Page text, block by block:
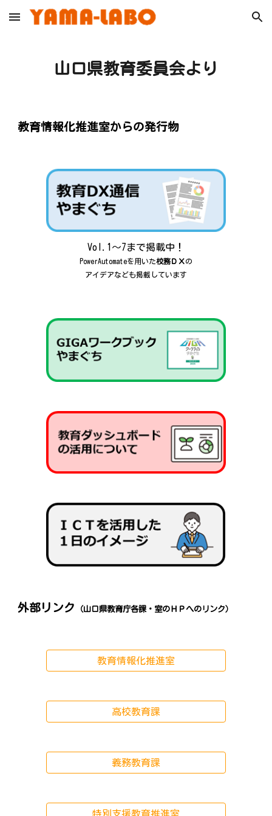
Skip to main content Skip to navigation
山口県教育委員会より
教育情報化推進室からの発行物
Vol.1～7まで掲載中！
PowerAutomateを用いた校務ＤＸの
アイデアなども掲載しています
外部リンク （山口県教育庁各課・室の ＨＰへのリンク）
教育情報化推進室
高校教育課
義務教育課
特別支援教育推進室